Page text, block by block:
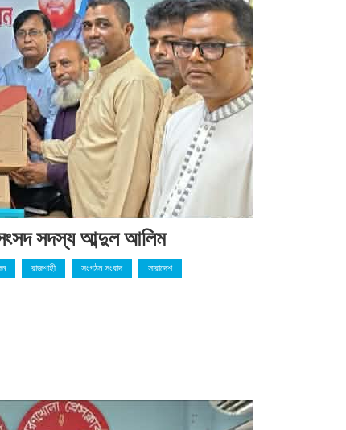
সংসদ সদস্য আব্দুল আলিম
রাজশাহী সংগঠন সংবাদ সারাদেশ